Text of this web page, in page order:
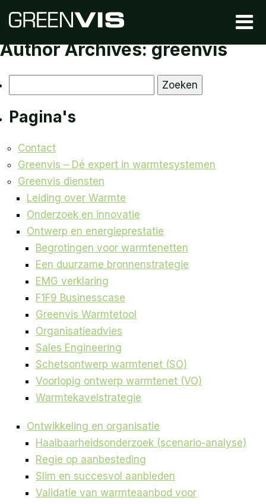
Author Archives: greenvis
naar:
Pagina's
Contact
Greenvis – Dé expert in warmtesystemen
Greenvis diensten
Leiding over Warmte
Onderzoek en innovatie
Ontwerp en energieprestatie
Begrotingen voor warmtenetten
Een duurzame bronnenstrategie
EMG verklaring
F1F9 Businesscase
Greenvis Warmtetool
Organisatieadvies
Sales Engineering
Schetsontwerp warmtenet (SO)
Voorlopig ontwerp warmtenet (VO)
Warmtekavelstrategie
Ontwikkeling en organisatie
Haalbaarheidsonderzoek (scenario-analyse)
Regie op aanbesteding
Slim en succesvol aanbieden
Validatie van warmteaanbod voor